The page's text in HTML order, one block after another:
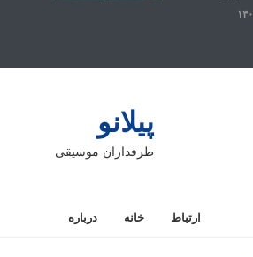
پیلانو
طرفداران موسیقی
ارتباط خانه درباره